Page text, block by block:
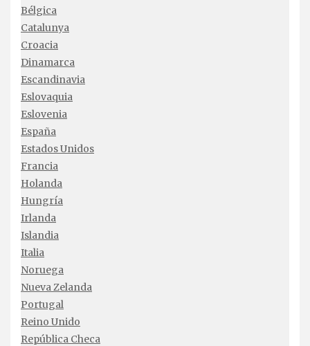
Bélgica
Catalunya
Croacia
Dinamarca
Escandinavia
Eslovaquia
Eslovenia
España
Estados Unidos
Francia
Holanda
Hungría
Irlanda
Islandia
Italia
Noruega
Nueva Zelanda
Portugal
Reino Unido
República Checa